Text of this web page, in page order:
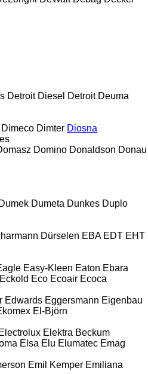
Detroit Diesel Detroit Deuma
Dimeco Dimter Diosna
Domino Donaldson Donau
Dumek Dumeta Dunkes Duplo
Dürselen EBA EDT EHT
Easy-Kleen Eaton Ebara
Eckold Eco Ecoair Ecoca
Edwards Eggersmann Eigenbau
El-Björn
Electrolux Elektra Beckum
Elsa Elu Elumatec Emag
Emil Kemper Emiliana